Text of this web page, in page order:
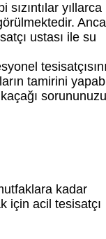
yıllarca
ustası ile su
tesisatçısını
tamirini
sorununuzu
kadar
için acil tesisatçı